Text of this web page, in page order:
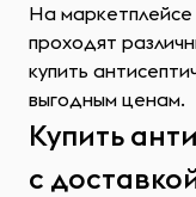
На маркетплейсе
проходят
купить
выгодным ценам.
Купить
с